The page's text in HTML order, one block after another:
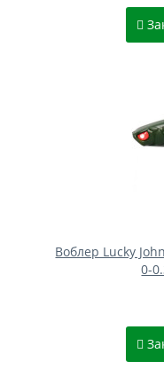
Воблер Lucky
0-